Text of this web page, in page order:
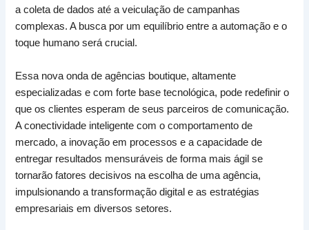
a coleta de dados até a veiculação de campanhas
complexas. A busca por um equilíbrio entre a automação e o
toque humano será crucial.
Essa nova onda de agências boutique, altamente
especializadas e com forte base tecnológica, pode redefinir o
que os clientes esperam de seus parceiros de comunicação.
A conectividade inteligente com o comportamento de
mercado, a inovação em processos e a capacidade de
entregar resultados mensuráveis de forma mais ágil se
tornarão fatores decisivos na escolha de uma agência,
impulsionando a transformação digital e as estratégias
empresariais em diversos setores.